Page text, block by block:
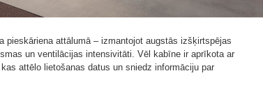
pieskāriena attālumā – izmantojot augstās izšķirtspējas
un ventilācijas intensivitāti. Vēl kabīne ir aprīkota ar
attēlo lietošanas datus un sniedz informāciju par